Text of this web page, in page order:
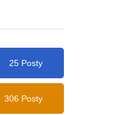
25 Posty
306 Posty